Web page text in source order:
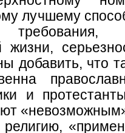
лучшему
требования,
жизни,
добавить, что
и